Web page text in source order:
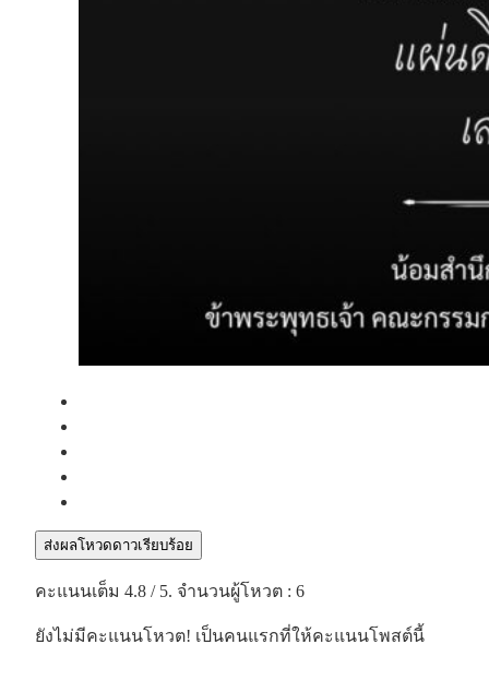
ส่งผลโหวดดาวเรียบร้อย
คะแนนเต็ม 4.8 / 5. จำนวนผู้โหวต : 6
ยังไม่มีคะแนนโหวต! เป็นคนแรกที่ให้คะแนนโพสต์นี้